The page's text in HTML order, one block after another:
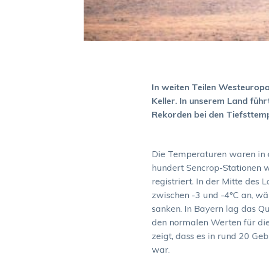
In weiten Teilen
Keller. In unserem Land
Rekorden bei den
Die Temperaturen waren in
hundert Sencrop-Stationen
registriert. In der Mitte des
zwischen -3 und -4°C an,
sanken. In Bayern lag das
den normalen Werten für
zeigt, dass es in rund 20
war.